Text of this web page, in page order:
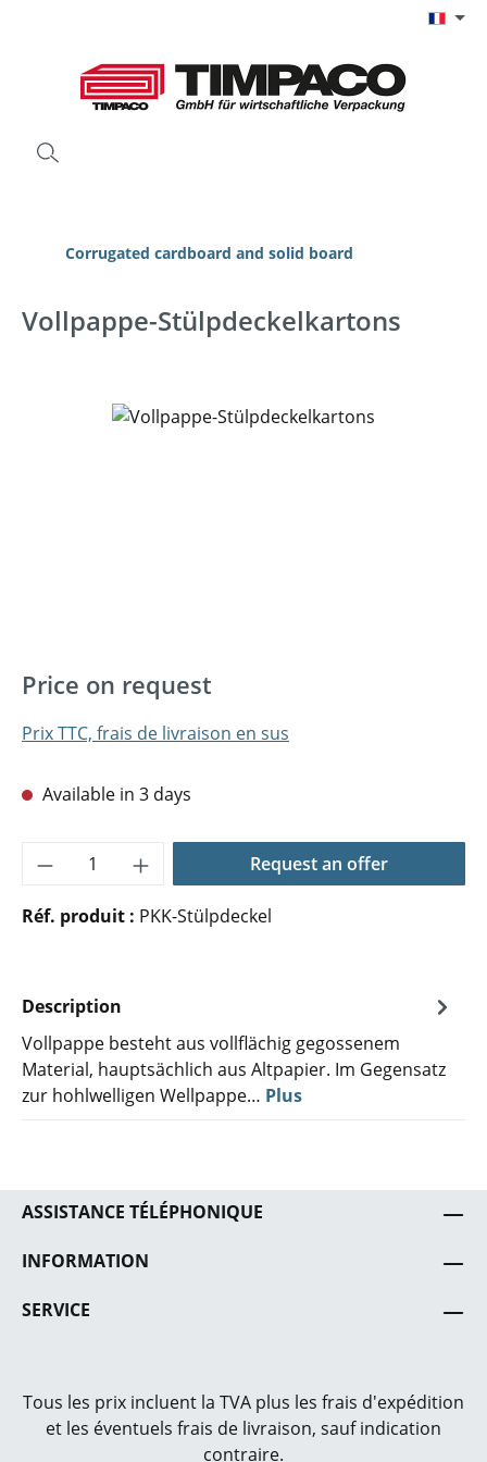
Corrugated cardboard and solid board
Vollpappe-Stülpdeckelkartons
Ignorer la galerie d'images
Price on request
Prix TTC, frais de livraison en sus
Available in 3 days
Quantité de produit : Entrez la
Request an offer
Réf. produit : PKK-Stülpdeckel
Description
Vollpappe besteht aus vollflächig gegossenem
Material, hauptsächlich aus Altpapier. Im Gegensatz
zur hohlwelligen Wellpappe… Plus
ASSISTANCE TÉLÉPHONIQUE
INFORMATION
SERVICE
Tous les prix incluent la TVA plus les frais d'expédition
et les éventuels frais de livraison, sauf indication
contraire.